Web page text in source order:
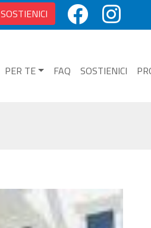
SOSTIENICI
PER TE FAQ SOSTIENICI